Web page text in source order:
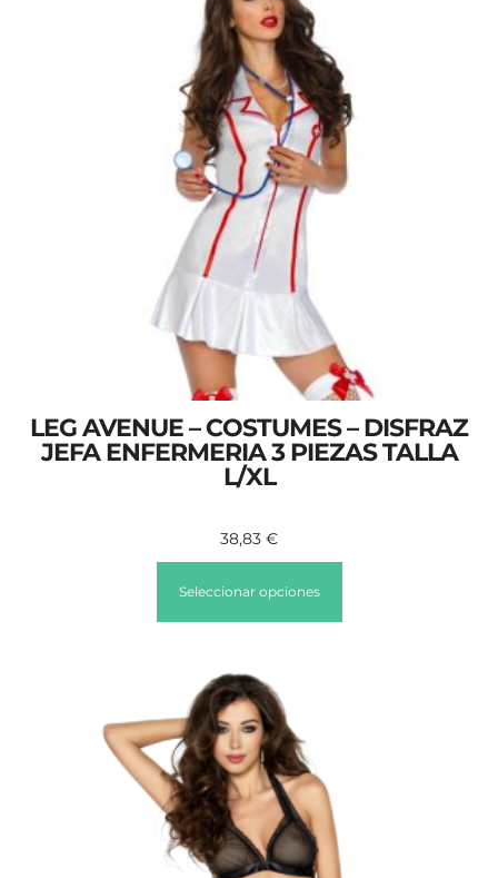
LEG AVENUE – COSTUMES – DISFRAZ
JEFA ENFERMERIA 3 PIEZAS TALLA
L/XL
38,83 €
Seleccionar opciones